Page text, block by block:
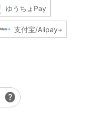
ゆうちょPay
支付宝/Alipay+
help